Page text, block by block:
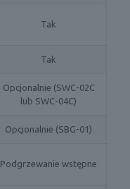
Tak
Tak
Opcjonalnie (SWC-02C
lub SWC-04C)
Opcjonalnie (SBG-01)
Podgrzewanie wstępne